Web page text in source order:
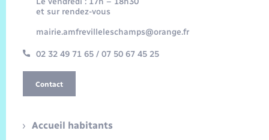
et sur rendez-vous
mairie.amfrevilleleschamps@orange.fr
02 32 49 71 65 / 07 50 67 45 25
Contact
Accueil habitants